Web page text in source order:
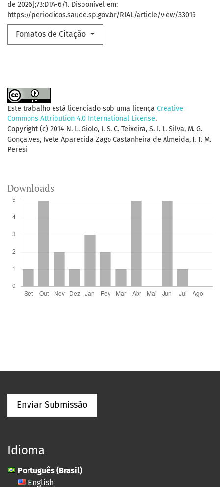
de 2026];73:DTA-6/1. Disponível em:
https://periodicos.saude.sp.gov.br/RIAL/article/view/33016
Fomatos de Citação
Este trabalho está licenciado sob uma licença Creative
Commons Attribution 4.0 International License.
Copyright (c) 2014 N. L. Giolo, I. S. C. Teixeira, S. I. L. Silva, M. G.
Gonçalves, Ivete Aparecida Zago Castanheira de Almeida, J. T. M.
Peresi
Downloads
Enviar Submissão
Idioma
Português (Brasil)
English